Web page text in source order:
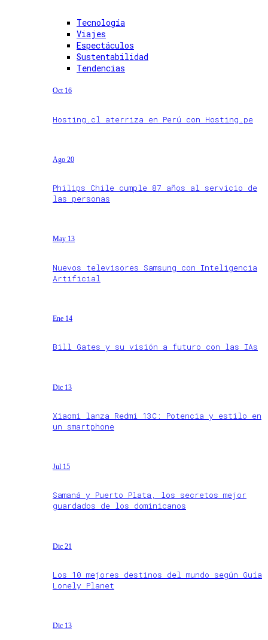
Tecnología
Viajes
Espectáculos
Sustentabilidad
Tendencias
Oct 16
Hosting.cl aterriza en Perú con Hosting.pe
Ago 20
Philips Chile cumple 87 años al servicio de
las personas
May 13
Nuevos televisores Samsung con Inteligencia
Artificial
Ene 14
Bill Gates y su visión a futuro con las IAs
Dic 13
Xiaomi lanza Redmi 13C: Potencia y estilo en
un smartphone
Jul 15
Samaná y Puerto Plata, los secretos mejor
guardados de los dominicanos
Dic 21
Los 10 mejores destinos del mundo según Guía
Lonely Planet
Dic 13